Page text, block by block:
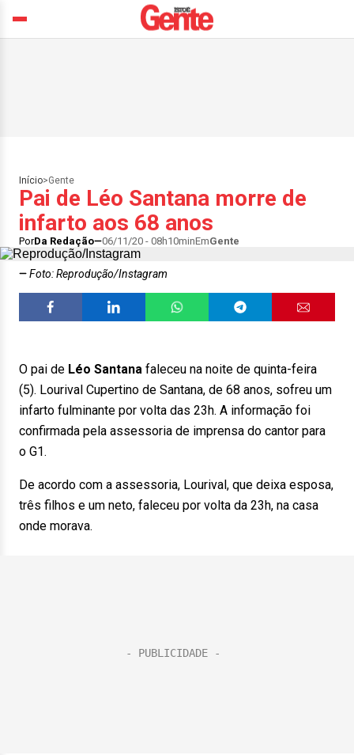
Início>Gente
Pai de Léo Santana morre de
infarto aos 68 anos
PorDa Redação 06/11/20 - 08h10minEmGente
Foto: Reprodução/Instagram
O pai de Léo Santana faleceu na noite de quinta-feira
(5). Lourival Cupertino de Santana, de 68 anos, sofreu um
infarto fulminante por volta das 23h. A informação foi
confirmada pela assessoria de imprensa do cantor para
o G1.
De acordo com a assessoria, Lourival, que deixa esposa,
três filhos e um neto, faleceu por volta da 23h, na casa
onde morava.